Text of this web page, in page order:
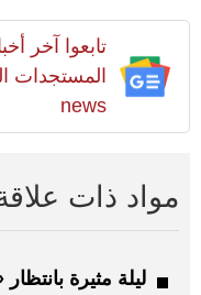
تابعوا آخر
news
مواد ذات
ليلة مثيرة